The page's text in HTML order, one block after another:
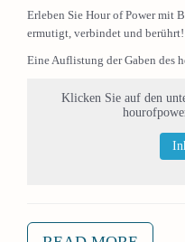
Erleben Sie Hour of Power mit
ermutigt, verbindet und berührt!
Eine Auflistung der Gaben des
Klicken Sie auf den